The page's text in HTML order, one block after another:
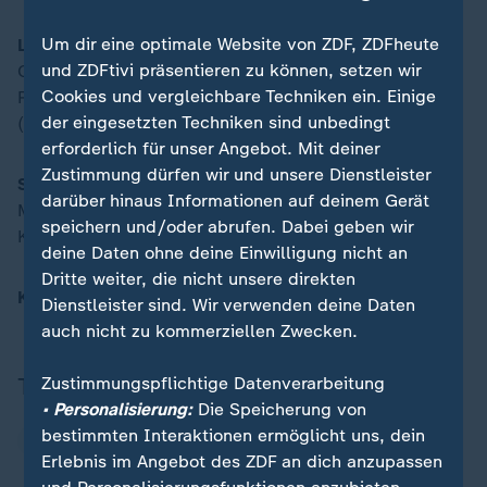
Lissabon: Trubin - Kabore (46. Pavlidis), Araujo,
Otamendi, Antonio Silva, Carreras - Sanches (86.
Rollheiser), Kökcü (79. Cabral), Aursnes - Amdouni
(46. Beste), Aktürkoglu (56. di Maria) - Trainer: Lage
Schiedsrichter: Davide Massa (Italien). -Tor: 1:0
Musiala (67.). -Gelbe Karten: Musiala - Kökcü,
Kabore. -Zuschauer: 75.000 (ausverkauft)
Kommentator: Moritz Zschau
Thema
Champions League
Um dir eine optimale Website von ZDF, ZDFheute
und ZDFtivi präsentieren zu können, setzen wir
Cookies und vergleichbare Techniken ein. Einige
der eingesetzten Techniken sind unbedingt
erforderlich für unser Angebot. Mit deiner
Zustimmung dürfen wir und unsere Dienstleister
darüber hinaus Informationen auf deinem Gerät
speichern und/oder abrufen. Dabei geben wir
deine Daten ohne deine Einwilligung nicht an
Dritte weiter, die nicht unsere direkten
Dienstleister sind. Wir verwenden deine Daten
auch nicht zu kommerziellen Zwecken.
Zustimmungspflichtige Datenverarbeitung
• Personalisierung:Die Speicherung von
bestimmten Interaktionen ermöglicht uns, dein
Erlebnis im Angebot des ZDF an dich anzupassen